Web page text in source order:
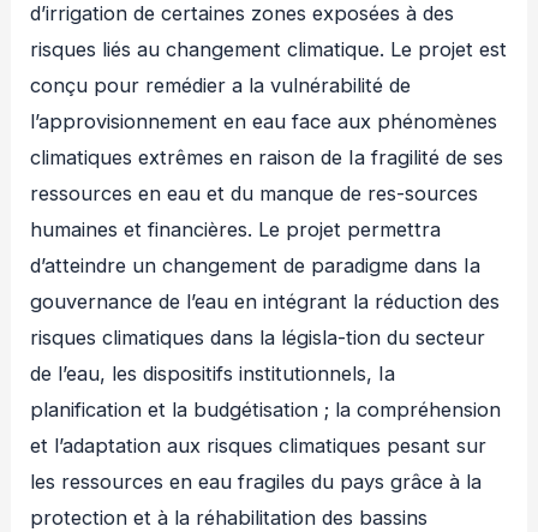
d’irrigation de certaines zones exposées à des
risques liés au changement climatique. Le projet est
conçu pour remédier a la vulnérabilité de
l’approvisionnement en eau face aux phénomènes
climatiques extrêmes en raison de Ia fragilité de ses
ressources en eau et du manque de res-sources
humaines et financières. Le projet permettra
d’atteindre un changement de paradigme dans Ia
gouvernance de l’eau en intégrant la réduction des
risques climatiques dans la législa-tion du secteur
de l’eau, les dispositifs institutionnels, Ia
planification et la budgétisation ; la compréhension
et l’adaptation aux risques climatiques pesant sur
les ressources en eau fragiles du pays grâce à la
protection et à la réhabilitation des bassins